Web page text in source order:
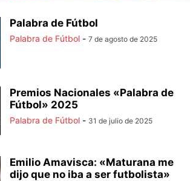
Palabra de Fútbol
Palabra de Fútbol - 7 de agosto de 2025
Premios Nacionales «Palabra de
Fútbol» 2025
Palabra de Fútbol - 31 de julio de 2025
Emilio Amavisca: «Maturana me
dijo que no iba a ser futbolista»